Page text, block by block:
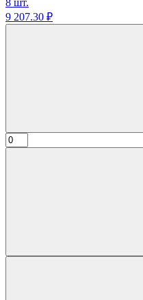
8 шт.
9 207.30 ₽